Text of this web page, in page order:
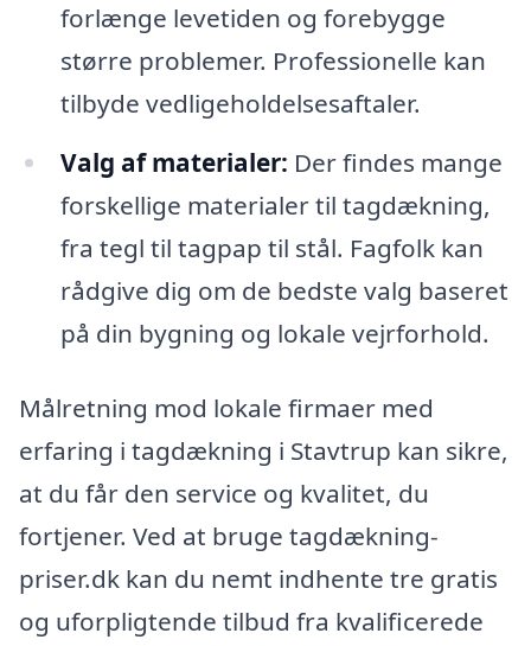
forlænge levetiden og forebygge
større problemer. Professionelle kan
tilbyde vedligeholdelsesaftaler.
Valg af materialer: Der findes mange
forskellige materialer til tagdækning,
fra tegl til tagpap til stål. Fagfolk kan
rådgive dig om de bedste valg baseret
på din bygning og lokale vejrforhold.
Målretning mod lokale firmaer med
erfaring i tagdækning i Stavtrup kan sikre,
at du får den service og kvalitet, du
fortjener. Ved at bruge tagdækning-
priser.dk kan du nemt indhente tre gratis
og uforpligtende tilbud fra kvalificerede